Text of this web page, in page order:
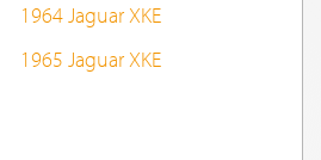
1964 Jaguar XKE
1965 Jaguar XKE